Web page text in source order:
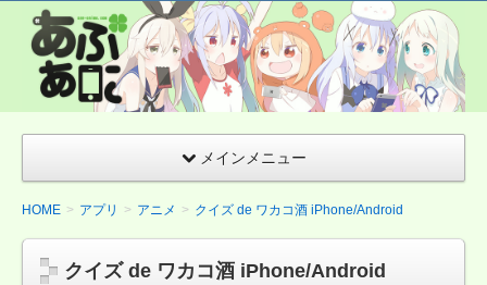
あぷあに(Appア
ニメ)
Android&iPhone
アニメクイズ ま
メインメニュー
HOME アプリ アニメ クイズ de ワカコ酒 iPhone/Android
クイズ de ワカコ酒 iPhone/Android